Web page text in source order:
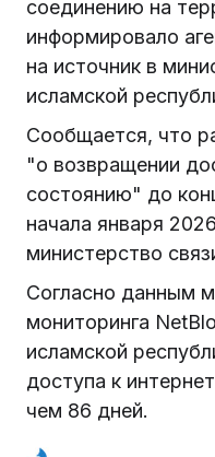
соединению на
информировало
на источник в
исламской
Сообщается, что
"о возвращении
состоянию" до
начала января
министерство
Согласно данным
мониторинга
исламской
доступа к
чем 86 дней.